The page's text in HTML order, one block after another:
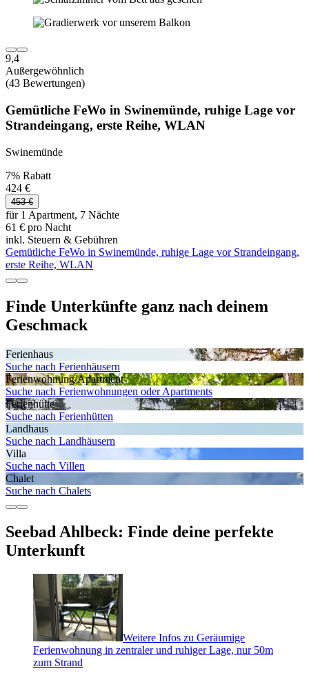
9,4
Außergewöhnlich
(43 Bewertungen)
Gemütliche FeWo in Swinemünde, ruhige Lage vor
Strandeingang, erste Reihe, WLAN
Swinemünde
7% Rabatt
424 €
453 €
für 1 Apartment, 7 Nächte
61 € pro Nacht
inkl. Steuern & Gebühren
Gemütliche FeWo in Swinemünde, ruhige Lage vor Strandeingang,
erste Reihe, WLAN
Finde Unterkünfte ganz nach deinem
Geschmack
Ferienhaus
Suche nach Ferienhäusern
Ferienwohnung/Apartment
Suche nach Ferienwohnungen oder Apartments
Ferienhütte
Suche nach Ferienhütten
Landhaus
Suche nach Landhäusern
Villa
Suche nach Villen
Chalet
Suche nach Chalets
Seebad Ahlbeck: Finde deine perfekte
Unterkunft
Weitere Infos zu Geräumige
Ferienwohnung in zentraler und ruhiger Lage, nur 50m
zum Strand